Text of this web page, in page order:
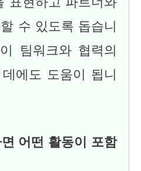
수 있도록 돕습니
팀워크와 협력의
에도 도움이 됩니
어떤 활동이 포함